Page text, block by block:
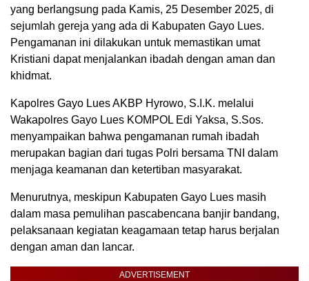
yang berlangsung pada Kamis, 25 Desember 2025, di
sejumlah gereja yang ada di Kabupaten Gayo Lues.
Pengamanan ini dilakukan untuk memastikan umat
Kristiani dapat menjalankan ibadah dengan aman dan
khidmat.
Kapolres Gayo Lues AKBP Hyrowo, S.I.K. melalui
Wakapolres Gayo Lues KOMPOL Edi Yaksa, S.Sos.
menyampaikan bahwa pengamanan rumah ibadah
merupakan bagian dari tugas Polri bersama TNI dalam
menjaga keamanan dan ketertiban masyarakat.
Menurutnya, meskipun Kabupaten Gayo Lues masih
dalam masa pemulihan pascabencana banjir bandang,
pelaksanaan kegiatan keagamaan tetap harus berjalan
dengan aman dan lancar.
ADVERTISEMENT